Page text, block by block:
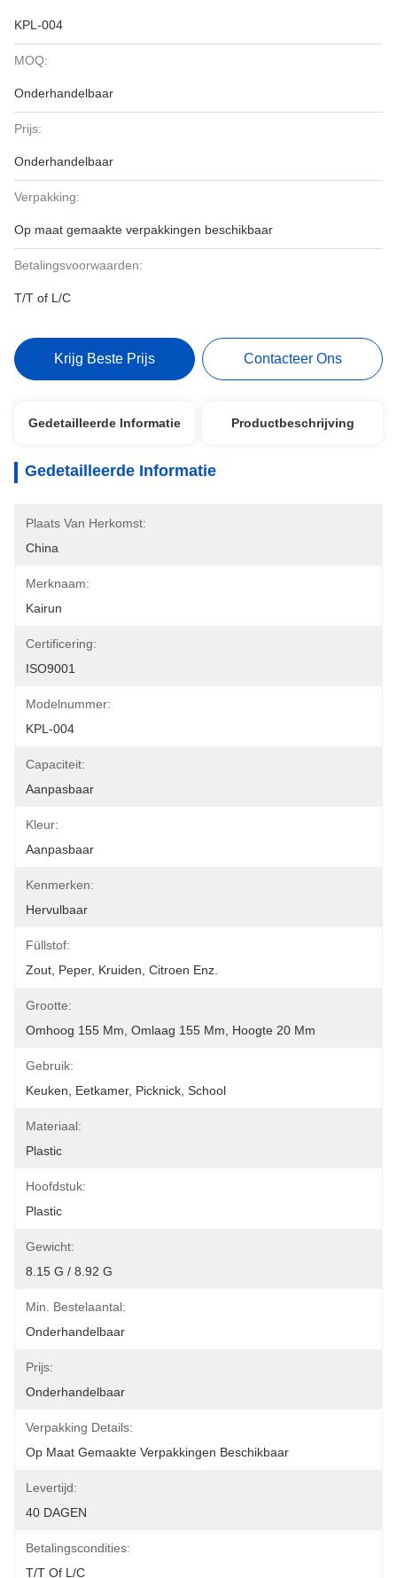
KPL-004
MOQ:
Onderhandelbaar
Prijs:
Onderhandelbaar
Verpakking:
Op maat gemaakte verpakkingen beschikbaar
Betalingsvoorwaarden:
T/T of L/C
Krijg Beste Prijs Contacteer Ons
Gedetailleerde Informatie Productbeschrijving
Gedetailleerde Informatie
Plaats Van Herkomst:
China
Merknaam:
Kairun
Certificering:
ISO9001
Modelnummer:
KPL-004
Capaciteit:
Aanpasbaar
Kleur:
Aanpasbaar
Kenmerken:
Hervulbaar
Füllstof:
Zout, Peper, Kruiden, Citroen Enz.
Grootte:
Omhoog 155 Mm, Omlaag 155 Mm, Hoogte 20 Mm
Gebruik:
Keuken, Eetkamer, Picknick, School
Materiaal:
Plastic
Hoofdstuk:
Plastic
Gewicht:
8.15 G / 8.92 G
Min. Bestelaantal:
Onderhandelbaar
Prijs:
Onderhandelbaar
Verpakking Details:
Op Maat Gemaakte Verpakkingen Beschikbaar
Levertijd:
40 DAGEN
Betalingscondities:
T/T Of L/C